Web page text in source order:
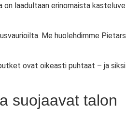
laadultaan erinomaista
Me huolehdimme
ovat oikeasti puhtaat – ja siksi
suojaavat talon